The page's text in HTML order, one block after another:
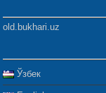
old.bukhari.uz
Ўзбек